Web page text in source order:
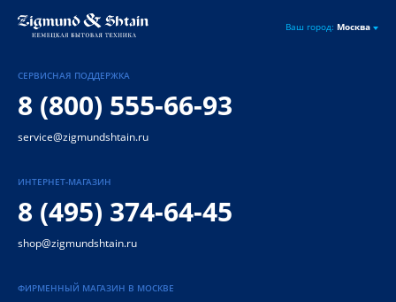
Ваш город: Москва
СЕРВИСНАЯ ПОДДЕРЖКА
8 (800) 555-66-93
service@zigmundshtain.ru
ИНТЕРНЕТ-МАГАЗИН
8 (495) 374-64-45
shop@zigmundshtain.ru
ФИРМЕННЫЙ МАГАЗИН В МОСКВЕ